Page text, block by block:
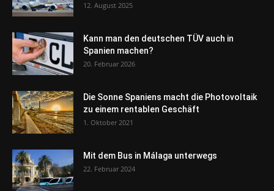
12. August 2025
Kann man den deutschen TÜV auch in
Spanien machen?
20. Februar 2026
Die Sonne Spaniens macht die Photovoltaik
zu einem rentablen Geschäft
1. Oktober 2021
Mit dem Bus in Málaga unterwegs
22. Februar 2024